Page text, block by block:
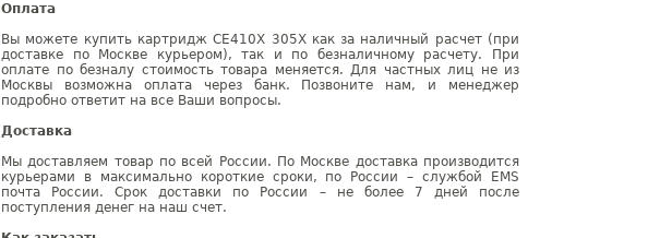
Оплата
Вы можете купить картридж CE410X 305X как за наличный расчет (при
доставке по Москве курьером), так и по безналичному расчету. При
оплате по безналу стоимость товара меняется. Для частных лиц не из
Москвы возможна оплата через банк. Позвоните нам, и менеджер
подробно ответит на все Ваши вопросы.
Доставка
Мы доставляем товар по всей России. По Москве доставка производится
курьерами в максимально короткие сроки, по России – службой EMS
почта России. Срок доставки по России – не более 7 дней после
поступления денег на наш счет.